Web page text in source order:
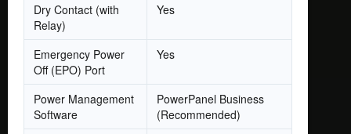
Dry Contact (with
Relay)
Yes
Emergency Power
Off (EPO) Port
Yes
Power Management
Software
PowerPanel Business
(Recommended)